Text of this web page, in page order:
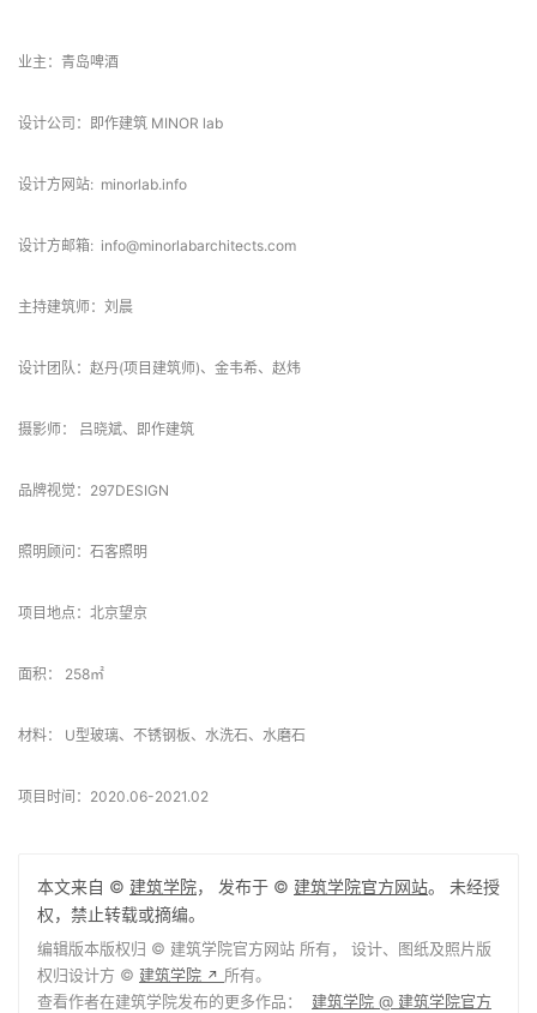
业主：青岛啤酒
设计公司：即作建筑 MINOR lab
设计方网站:  minorlab.info
设计方邮箱:  info@minorlabarchitects.com
主持建筑师：刘晨
设计团队：赵丹(项目建筑师)、金韦希、赵炜
摄影师： 吕晓斌、即作建筑
品牌视觉：297DESIGN
照明顾问：石客照明
项目地点：北京望京
面积： 258㎡
材料： U型玻璃、不锈钢板、水洗石、水磨石
项目时间：2020.06-2021.02
本文来自 © 建筑学院， 发布于 © 建筑学院官方网站。 未经授
权，禁止转载或摘编。
编辑版本版权归 © 建筑学院官方网站 所有， 设计、图纸及照片版
权归设计方 © 建筑学院 ↗ 所有。
查看作者在建筑学院发布的更多作品： 建筑学院 @ 建筑学院官方